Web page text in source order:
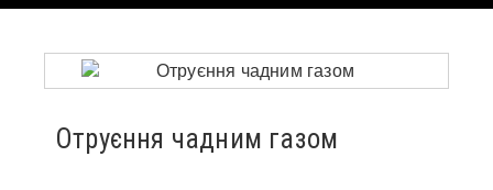
Отруєння чадним газом